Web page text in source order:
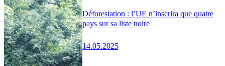
Déforestation : l’UE n’inscrira que quatre
pays sur sa liste noire
14.05.2025